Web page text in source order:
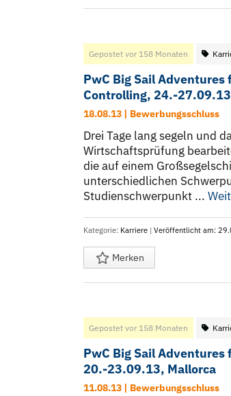
Gepostet vor 158 Monaten
PwC Big Sail
Controlling, 24.-
18.08.13 | Bewerbungsschluss
Drei Tage lang segeln und
Wirtschaftsprüfung
die auf einem
unterschiedlichen
Studienschwerpunkt ...
Kategorie: Karriere | Veröffentlicht am:
Merken
Gepostet vor 158 Monaten
PwC Big Sail
20.-23.09.13, Mallorca
11.08.13 | Bewerbungsschluss